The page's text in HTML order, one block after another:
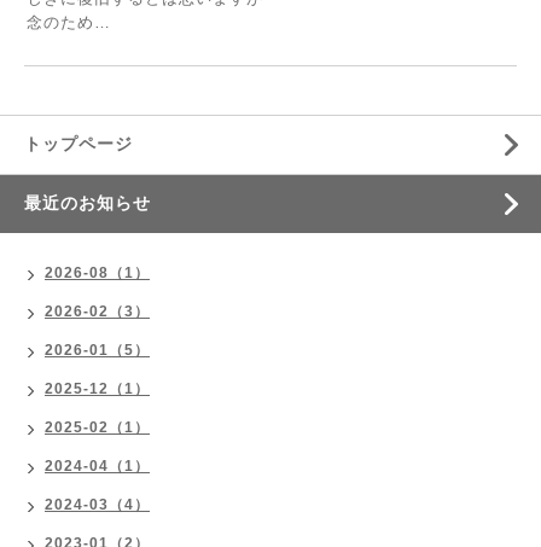
念のため…
トップページ
最近のお知らせ
2026-08（1）
2026-02（3）
2026-01（5）
2025-12（1）
2025-02（1）
2024-04（1）
2024-03（4）
2023-01（2）